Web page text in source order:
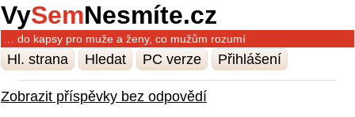
VySemNesmíte.cz
… do kapsy pro muže a ženy, co mužům rozumí
Hl. strana Hledat PC verze Přihlášení
Zobrazit příspěvky bez odpovědí